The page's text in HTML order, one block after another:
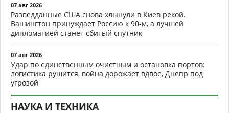
07 авг 2026
Разведданные США снова хлынули в Киев рекой.
Вашингтон принуждает Россию к 90-м, а лучшей
дипломатией станет сбитый спутник
07 авг 2026
Удар по единственным очистным и остановка портов:
логистика рушится, война дорожает вдвое, Днепр под
угрозой
НАУКА И ТЕХНИКА